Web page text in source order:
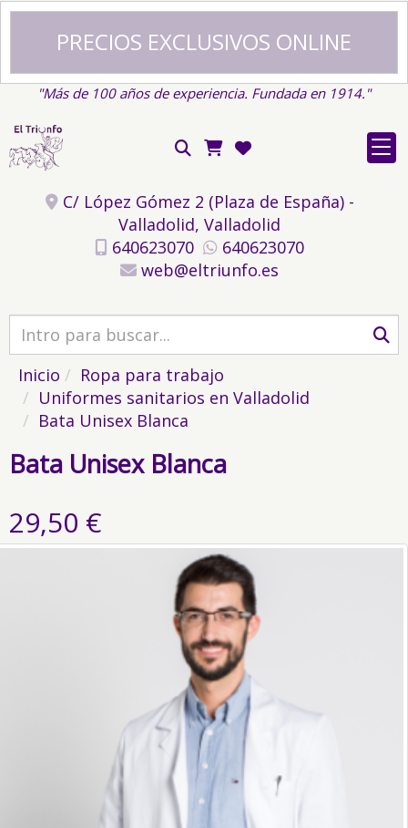
PRECIOS EXCLUSIVOS ONLINE
"Más de 100 años de experiencia. Fundada en 1914."
C/ López Gómez 2 (Plaza de España) -
Valladolid, Valladolid
640623070
640623070
web
eltriunfo.es
Inicio
Ropa para trabajo
Uniformes sanitarios en Valladolid
Bata Unisex Blanca
Bata Unisex Blanca
29,50 €